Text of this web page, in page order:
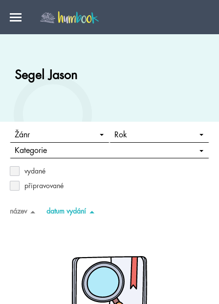
Segel Jason
Žánr Rok
Kategorie
vydané
připravované
název datum vydání